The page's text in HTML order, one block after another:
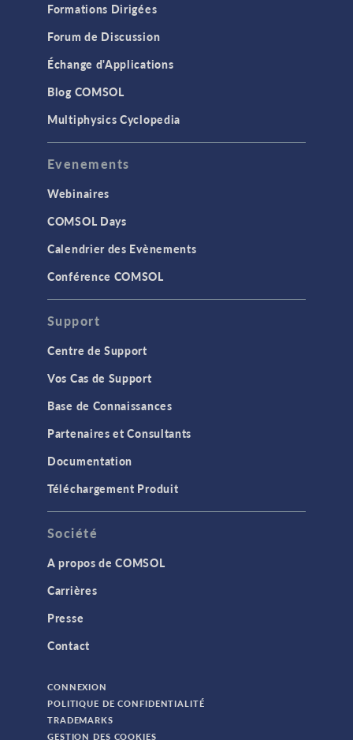
Formations Dirigées
Forum de Discussion
Échange d'Applications
Blog COMSOL
Multiphysics Cyclopedia
Evenements
Webinaires
COMSOL Days
Calendrier des Evènements
Conférence COMSOL
Support
Centre de Support
Vos Cas de Support
Base de Connaissances
Partenaires et Consultants
Documentation
Téléchargement Produit
Société
A propos de COMSOL
Carrières
Presse
Contact
CONNEXION
POLITIQUE DE CONFIDENTIALITÉ
TRADEMARKS
GESTION DES COOKIES